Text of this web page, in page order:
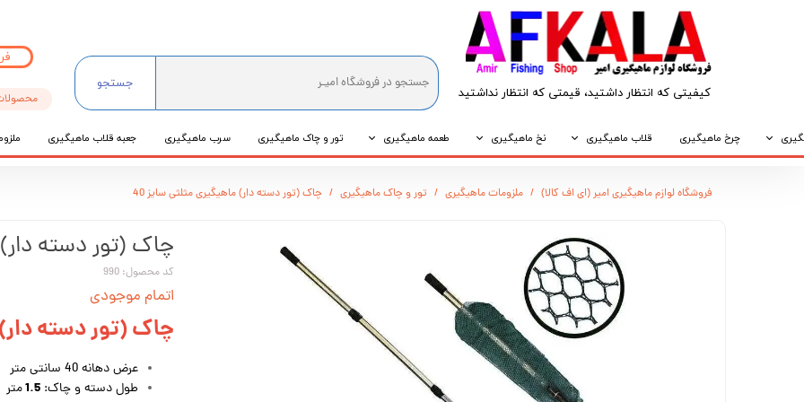
کیفیتی که انتظار داشتید، قیمتی که انتظار نداشتید​​​​​​​
جستجو
چرخ ماهیگیری قلاب ماهیگیری
قلاب سه شاخ
نخ ماهیگیری طعمه ماهیگیری تور و چاک ماهیگیری سرب ماهیگیری جعبه قلاب ماهیگیری
فروشگاه لوازم ماهیگیری امیر (ای اف کالا) ملزومات ماهیگیری تور و چاک ماهیگیری چاک (تور دسته دار) ماهیگیری مثلثی سایز 40
چاک (تور دسته دار)
کد محصول: 990
اتمام موجودی
چاک (تور دسته دار)
عرض دهانه 40 سانتی متر
طول دسته و چاک: 1.5متر